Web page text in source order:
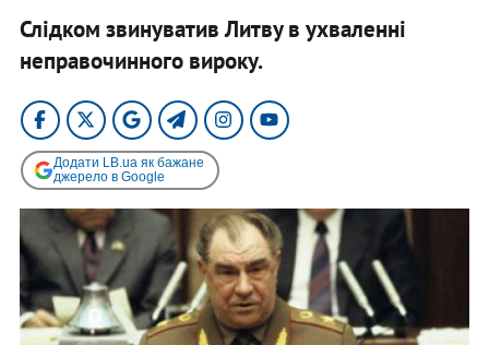
Слідком звинуватив Литву в ухваленні
неправочинного вироку.
Додати LB.ua як бажане
джерело в Google